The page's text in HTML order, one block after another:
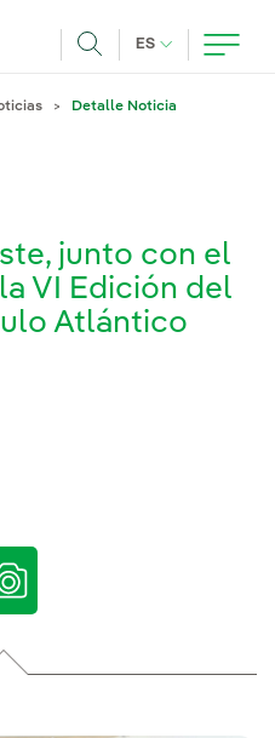
ES IDIOMA
Detalle Noticia
junto con el
VI Edición del
Atlántico